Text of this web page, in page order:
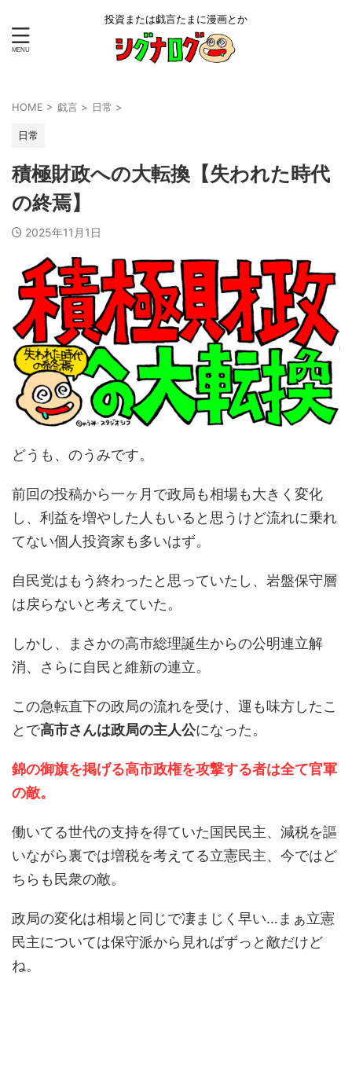
投資または戯言たまに漫画とか
HOME > 戯言 > 日常 >
日常
積極財政への大転換【失われた時代
の終焉】
2025年11月1日
どうも、のうみです。
前回の投稿から一ヶ月で政局も相場も大きく変化
し、利益を増やした人もいると思うけど流れに乗れ
てない個人投資家も多いはず。
自民党はもう終わったと思っていたし、岩盤保守層
は戻らないと考えていた。
しかし、まさかの高市総理誕生からの公明連立解
消、さらに自民と維新の連立。
この急転直下の政局の流れを受け、運も味方したこ
とで高市さんは政局の主人公になった。
錦の御旗を掲げる高市政権を攻撃する者は全て官軍
の敵。
働いてる世代の支持を得ていた国民民主、減税を謳
いながら裏では増税を考えてる立憲民主、今ではど
ちらも民衆の敵。
政局の変化は相場と同じで凄まじく早い…まぁ立憲
民主については保守派から見ればずっと敵だけど
ね。